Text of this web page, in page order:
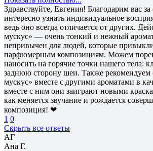
Здравствуйте, Евгения! Благодарим вас
интересно узнать индивидуальное
ведь оно всегда отличается от других.
мускус» — очень тонкий и нежный
непривычен для людей, которые
парфюмерным композициям. Можем
наносить на горячие точки нашего тела:
заднюю сторону шеи. Также рекомендуем
мускус» вместе с другими ароматами в
вместе с ним они заиграют новыми
как меняется звучание и рождается
композиция! ❤
1 0
Скрыть все ответы
АГ
Ана Г.